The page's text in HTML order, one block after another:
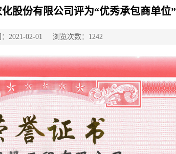
股份有限公司评为“优秀承包商单位”
2021-02-01 浏览次数：1242